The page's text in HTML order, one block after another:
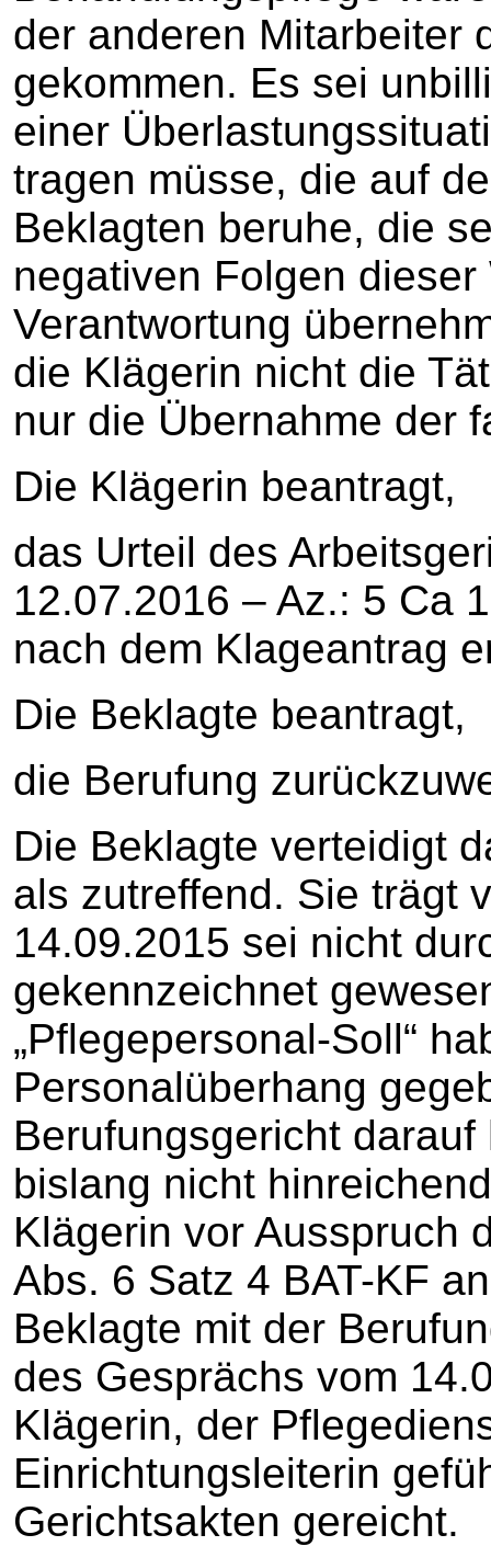
der anderen Mitarbeiter
gekommen. Es sei
einer
tragen müsse, die auf
Beklagten beruhe, die
negativen Folgen
Verantwortung
die Klägerin nicht die
nur die Übernahme der
Die Klägerin beantragt,
das Urteil des
12.07.2016 – Az.: 5 Ca
nach dem Klageantrag
Die Beklagte beantragt,
die Berufung
Die Beklagte verteidigt
als zutreffend. Sie trägt
14.09.2015 sei nicht
gekennzeichnet
„Pflegepersonal-Soll“
Personalüberhang
Berufungsgericht
bislang nicht
Klägerin vor Ausspruch
Abs. 6 Satz 4 BAT-KF
Beklagte mit der
des Gesprächs vom
Klägerin, der
Einrichtungsleiterin
Gerichtsakten gereicht.